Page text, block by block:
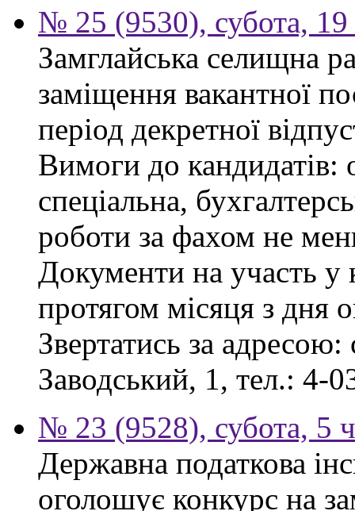
№ 25 (9530), субота, 19
Замглайська селищна
заміщення вакантної
період декретної
Вимоги до кандидатів:
спеціальна,
роботи за фахом не
Документи на участь у
протягом місяця з дня
Звертатись за
Заводський, 1, тел.: 4-
№ 23 (9528), субота, 5
Державна податкова
оголошує конкурс на